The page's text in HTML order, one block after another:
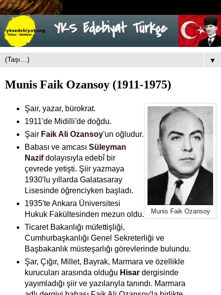
▼
Munis Faik Ozansoy (1911-1975)
Munis Faik Ozansoy
Şair, yazar, bürokrat.
1911'de Midilli'de doğdu.
Şair Faik Ali Ozansoy'un oğludur.
Babası ve amcası Süleyman
Nazifdolayısıyla edebî bir
çevrede yetişti. Şiir yazmaya
1930'lu yıllarda Galatasaray
Lisesinde öğrenciyken başladı.
1935'te Ankara Üniversitesi
Hukuk Fakültesinden mezun oldu.
Ticaret Bakanlığı müfettişliği,
Cumhurbaşkanlığı Genel Sekreterliği ve
Başbakanlık müsteşarlığı görevlerinde bulundu.
Şar, Çığır, Millet, Bayrak, Marmara ve özellikle
kurucuları arasında olduğu Hisardergisinde
yayımladığı şiir ve yazılarıyla tanındı. Marmara